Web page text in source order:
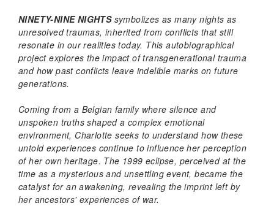
NINETY-NINE NIGHTSsymbolizes as many nights as
unresolved traumas, inherited from conflicts that still
resonate in our realities today. This autobiographical
project explores the impact of transgenerational trauma
and how past conflicts leave indelible marks on future
generations.
Coming from a Belgian family where silence and
unspoken truths shaped a complex emotional
environment, Charlotte seeks to understand how these
untold experiences continue to influence her perception
of her own heritage. The 1999 eclipse, perceived at the
time as a mysterious and unsettling event, became the
catalyst for an awakening, revealing the imprint left by
her ancestors' experiences of war.